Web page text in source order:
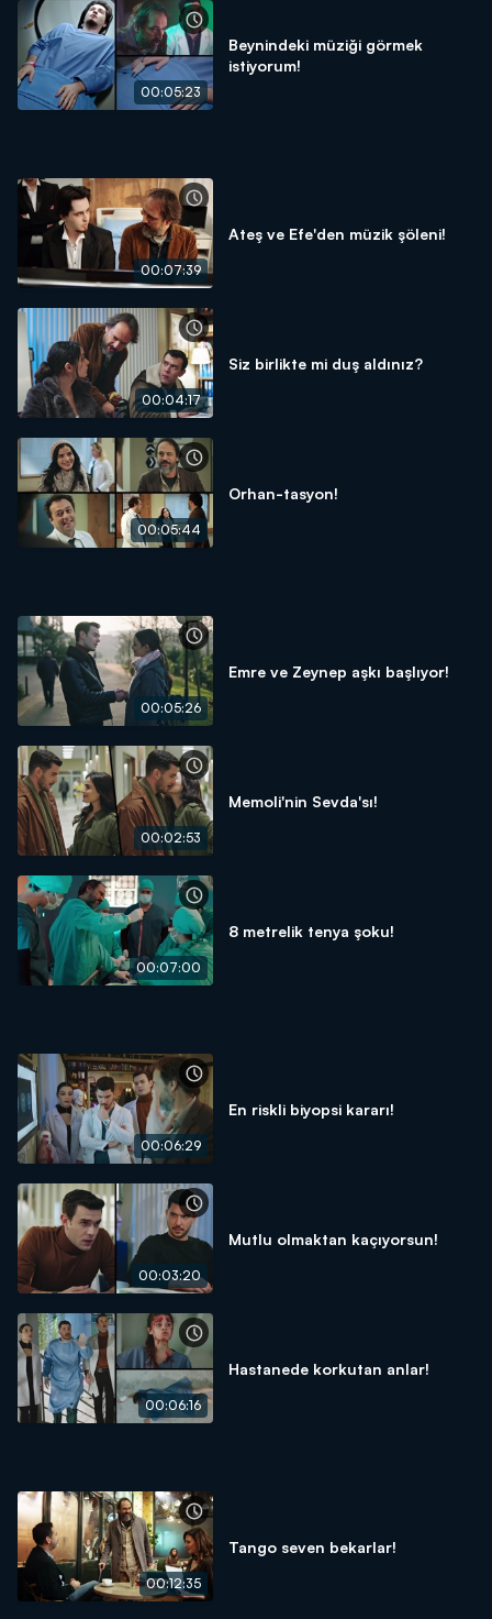
00:05:23
Beynindeki müziği görmek
istiyorum!
00:07:39
Ateş ve Efe'den müzik şöleni!
00:04:17
Siz birlikte mi duş aldınız?
00:05:44
Orhan-tasyon!
00:05:26
Emre ve Zeynep aşkı başlıyor!
00:02:53
Memoli'nin Sevda'sı!
00:07:00
8 metrelik tenya şoku!
00:06:29
En riskli biyopsi kararı!
00:03:20
Mutlu olmaktan kaçıyorsun!
00:06:16
Hastanede korkutan anlar!
00:12:35
Tango seven bekarlar!